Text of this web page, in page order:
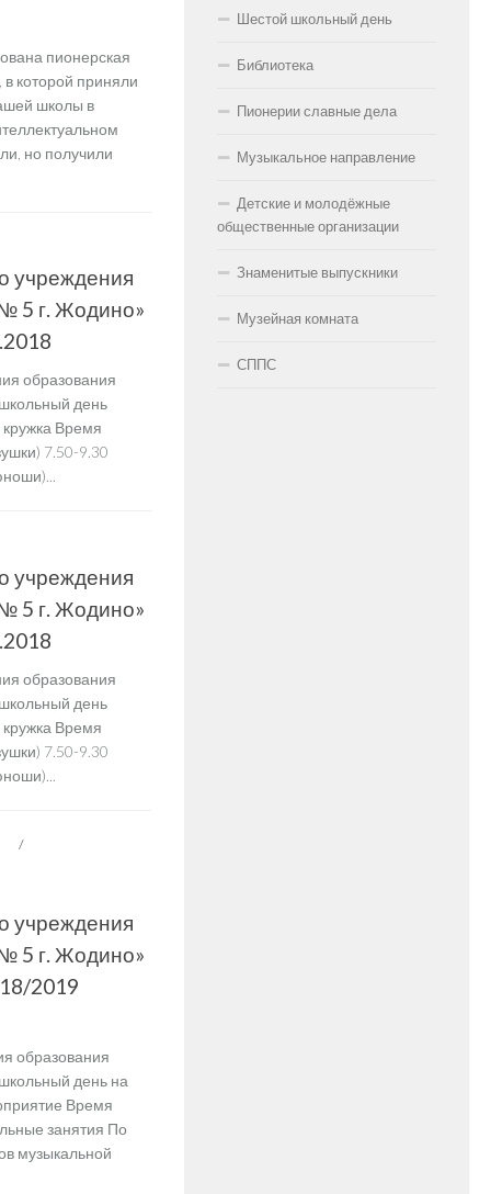
пионерская
в которой приняли
школы в
но получили
учреждения
5 г. Жодино»
образования
день
Время
7.50-9.30
учреждения
5 г. Жодино»
образования
день
Время
7.50-9.30
/
учреждения
5 г. Жодино»
2019
образования
день на
Время
занятия По
музыкальной
Шестой школьный день
Библиотека
Пионерии славные дела
Музыкальное направление
Детские и молодёжные
общественные организации
Знаменитые выпускники
Музейная комната
СППС